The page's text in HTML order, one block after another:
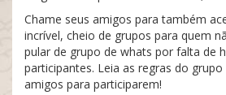
Chame seus amigos para também
incrível, cheio de grupos para quem
pular de grupo de whats por falta de
participantes. Leia as regras do
amigos para participarem!